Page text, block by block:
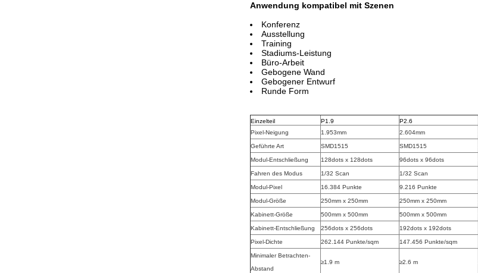
Anwendung kompatibel mit Szenen
Konferenz
Ausstellung
Training
Stadiums-Leistung
Büro-Arbeit
Gebogene Wand
Gebogener Entwurf
Runde Form
Einzelteil P1.9 P2.6
Pixel-Neigung
1.953mm 2.604mm
Geführte Art SMD1515 SMD1515
Modul-Entschließung 128dots x 128dots 96dots x 96dots
Fahren des Modus 1/32 Scan 1/32 Scan
Modul-Pixel 16.384 Punkte 9.216 Punkte
Modul-Größe 250mm x 250mm 250mm x 250mm
Kabinett-Größe 500mm x 500mm 500mm x 500mm
Kabinett-Entschließung 256dots x 256dots 192dots x 192dots
Pixel-Dichte 262.144 Punkte/sqm 147.456 Punkte/sqm
Minimaler Betrachten-
Abstand
≥1.9 m ≥2.6 m